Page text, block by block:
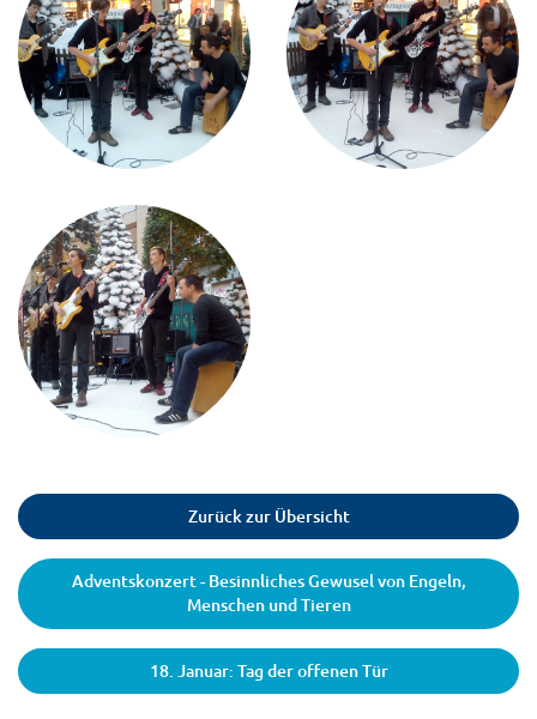
Zurück zur Übersicht
Adventskonzert - Besinnliches Gewusel von Engeln,
Menschen und Tieren
18. Januar: Tag der offenen Tür